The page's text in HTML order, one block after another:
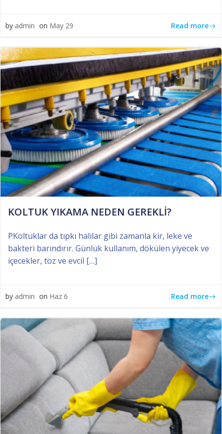
by admin on May 29 Read more
KOLTUK YIKAMA NEDEN GEREKLİ?
PKoltuklar da tıpkı halılar gibi zamanla kir, leke ve
bakteri barındırır. Günlük kullanım, dökülen yiyecek ve
içecekler, toz ve evcil […]
by admin on Haz 6 Read more